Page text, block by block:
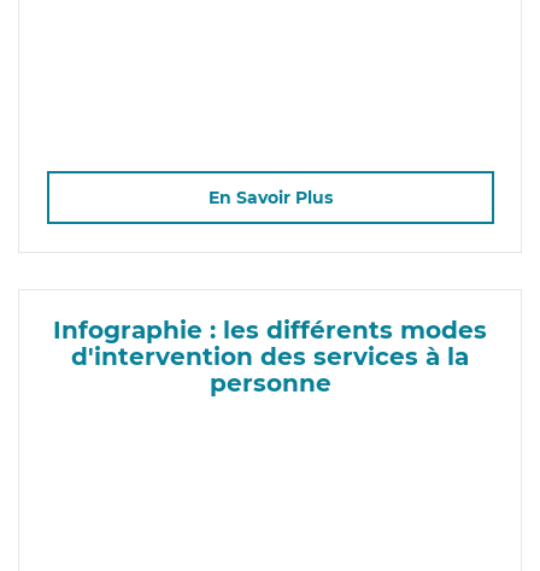
En Savoir Plus
Infographie : les différents modes
d'intervention des services à la
personne